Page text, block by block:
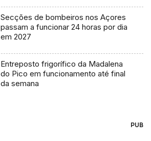
Secções de bombeiros nos Açores
passam a funcionar 24 horas por dia
em 2027
Entreposto frigorífico da Madalena
do Pico em funcionamento até final
da semana
PUB